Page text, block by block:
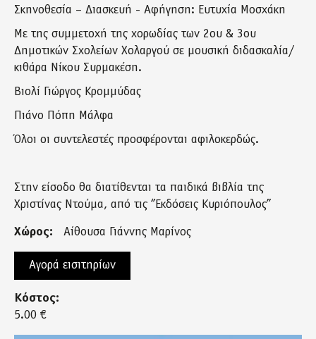
Σκηνοθεσία – Διασκευή - Αφήγηση: Ευτυχία Μοσχάκη
Με της συμμετοχή της χορωδίας των 2ου & 3ου
Δημοτικών Σχολείων Χολαργού σε μουσική διδασκαλία/
κιθάρα Νίκου Συρμακέση.
Βιολί Γιώργος Κρομμύδας
Πιάνο Πόπη Μάλφα
Όλοι οι συντελεστές προσφέρονται αφιλοκερδώς.
Στην είσοδο θα διατίθενται τα παιδικά βιβλία της
Χριστίνας Ντούμα, από τις ‘’Εκδόσεις Κυριόπουλος’’
Χώρος: Αίθουσα Γιάννης Μαρίνος
Αγορά εισιτηρίων
Κόστος:
5.00 €